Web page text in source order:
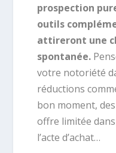
prospection
outils
attireront une
spontanée.
votre notoriété
réductions
bon moment,
offre limitée
l’acte d’achat…